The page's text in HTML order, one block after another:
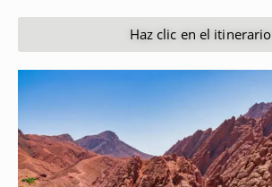
Haz clic en el itinerario